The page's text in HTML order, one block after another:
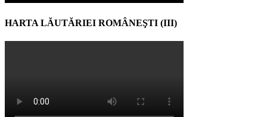
HARTA LĂUTĂRIEI ROMÂNEŞTI (III)